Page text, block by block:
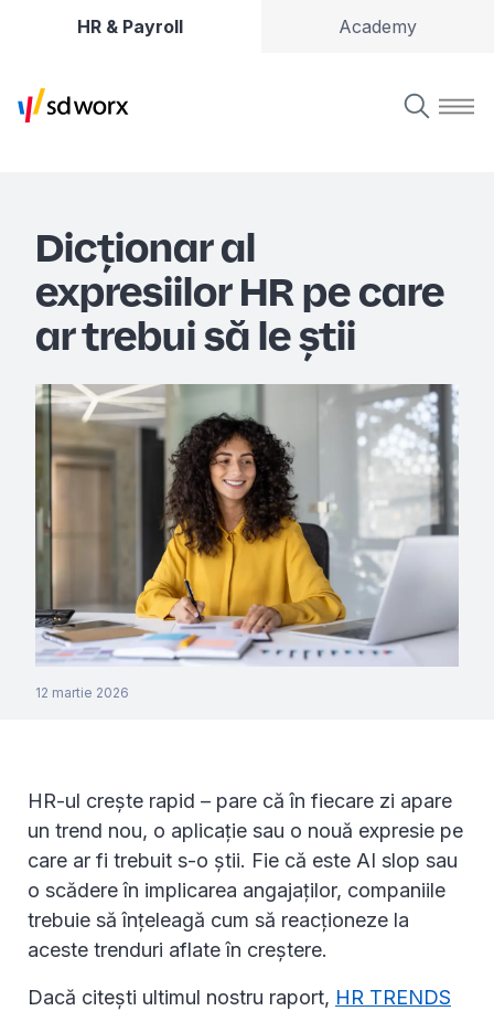
HR & Payroll Academy
Dicționar al
expresiilor HR pe care
ar trebui să le știi
12 martie 2026
HR-ul crește rapid – pare că în fiecare zi apare
un trend nou, o aplicație sau o nouă expresie pe
care ar fi trebuit s-o știi. Fie că este AI slop sau
o scădere în implicarea angajaților, companiile
trebuie să înțeleagă cum să reacționeze la
aceste trenduri aflate în creștere.
Dacă citești ultimul nostru raport, HR TRENDS